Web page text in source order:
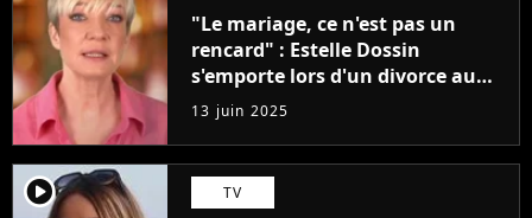
"Le mariage, ce n'est pas un
rencard" : Estelle Dossin
s'emporte lors d'un divorce au
bilan de Mariés au premier
regard
13 juin 2025
player2 TV